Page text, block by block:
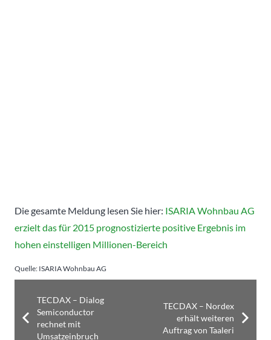
Die gesamte Meldung lesen Sie hier: ISARIA Wohnbau AG
erzielt das für 2015 prognostizierte positive Ergebnis im
hohen einstelligen Millionen-Bereich
Quelle: ISARIA Wohnbau AG
TECDAX – Dialog
Semiconductor
rechnet mit
Umsatzeinbruch
TECDAX – Nordex
erhält weiteren
Auftrag von Taaleri